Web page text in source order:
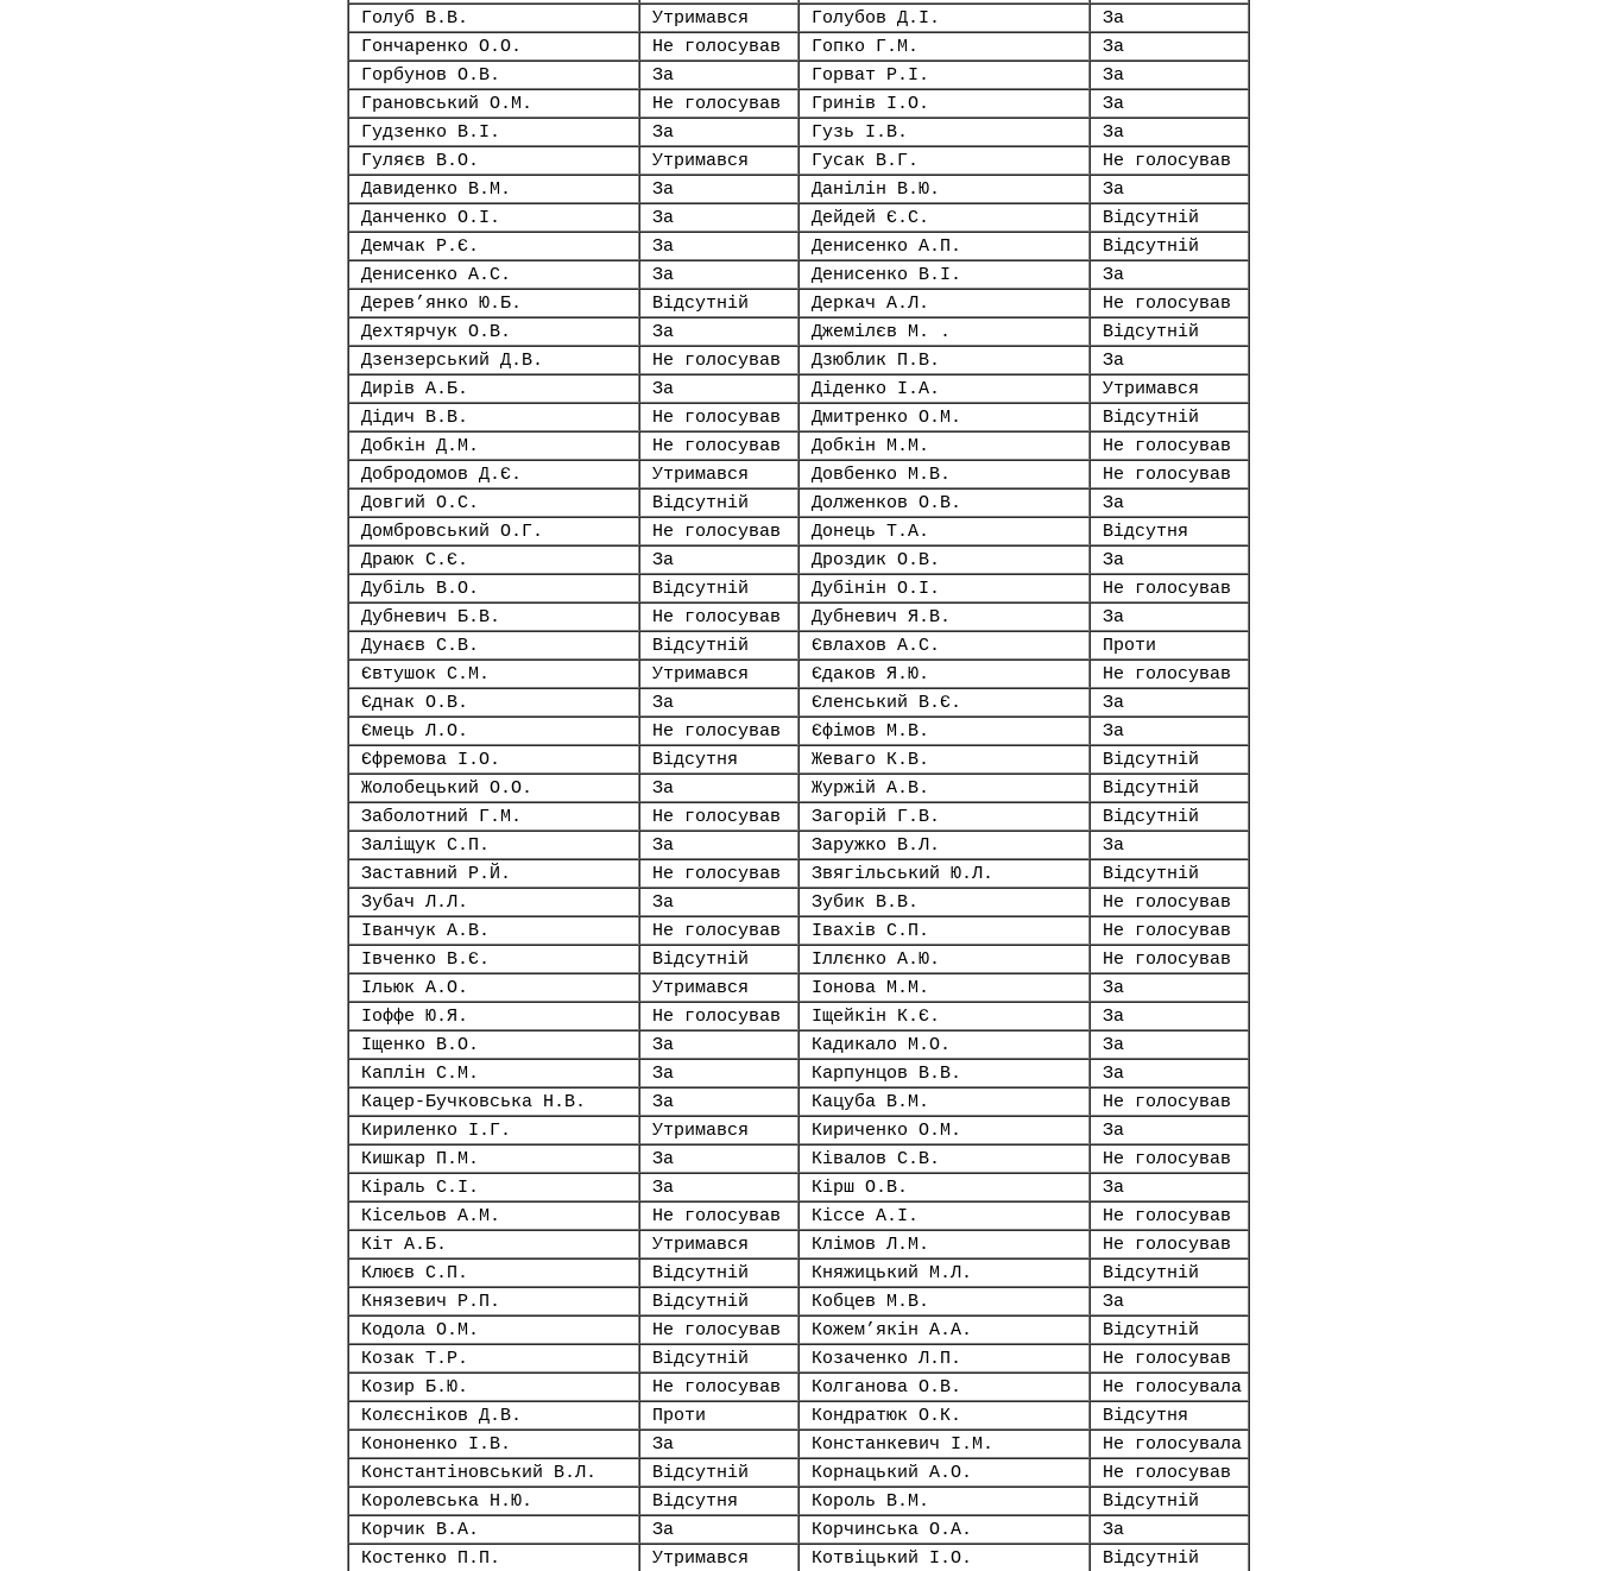
Голуб В.В.
Утримався Голубов Д.І.
За
Гончаренко О.О.
Не голосував Гопко Г.М.
За
Горбунов О.В.
За Горват Р.І.
За
Грановський О.М.
Не голосував Гринів І.О.
За
Гудзенко В.І.
За Гузь І.В.
За
Гуляєв В.О.
Утримався Гусак В.Г.
Не голосував
Давиденко В.М.
За Данілін В.Ю.
За
Данченко О.І.
За Дейдей Є.С.
Відсутній
Демчак Р.Є.
За Денисенко А.П.
Відсутній
Денисенко А.С.
За Денисенко В.І.
За
Дерев’янко Ю.Б.
Відсутній Деркач А.Л.
Не голосував
Дехтярчук О.В.
За Джемілєв М. .
Відсутній
Дзензерський Д.В.
Не голосував Дзюблик П.В.
За
Дирів А.Б.
За Діденко І.А.
Утримався
Дідич В.В.
Не голосував Дмитренко О.М.
Відсутній
Добкін Д.М.
Не голосував Добкін М.М.
Не голосував
Добродомов Д.Є.
Утримався Довбенко М.В.
Не голосував
Довгий О.С.
Відсутній Долженков О.В.
За
Домбровський О.Г.
Не голосував Донець Т.А.
Відсутня
Драюк С.Є.
За Дроздик О.В.
За
Дубіль В.О.
Відсутній Дубінін О.І.
Не голосував
Дубневич Б.В.
Не голосував Дубневич Я.В.
За
Дунаєв С.В.
Відсутній Євлахов А.С.
Проти
Євтушок С.М.
Утримався Єдаков Я.Ю.
Не голосував
Єднак О.В.
За Єленський В.Є.
За
Ємець Л.О.
Не голосував Єфімов М.В.
За
Єфремова І.О.
Відсутня Жеваго К.В.
Відсутній
Жолобецький О.О.
За Журжій А.В.
Відсутній
Заболотний Г.М.
Не голосував Загорій Г.В.
Відсутній
Заліщук С.П.
За Заружко В.Л.
За
Заставний Р.Й.
Не голосував Звягільський Ю.Л.
Відсутній
Зубач Л.Л.
За Зубик В.В.
Не голосував
Іванчук А.В.
Не голосував Івахів С.П.
Не голосував
Івченко В.Є.
Відсутній Іллєнко А.Ю.
Не голосував
Ільюк А.О.
Утримався Іонова М.М.
За
Іоффе Ю.Я.
Не голосував Іщейкін К.Є.
За
Іщенко В.О.
За Кадикало М.О.
За
Каплін С.М.
За Карпунцов В.В.
За
Кацер-Бучковська Н.В.
За Кацуба В.М.
Не голосував
Кириленко І.Г.
Утримався Кириченко О.М.
За
Кишкар П.М.
За Ківалов С.В.
Не голосував
Кіраль С.І.
За Кірш О.В.
За
Кісельов А.М.
Не голосував Кіссе А.І.
Не голосував
Кіт А.Б.
Утримався Клімов Л.М.
Не голосував
Клюєв С.П.
Відсутній Княжицький М.Л.
Відсутній
Князевич Р.П.
Відсутній Кобцев М.В.
За
Кодола О.М.
Не голосував Кожем’якін А.А.
Відсутній
Козак Т.Р.
Відсутній Козаченко Л.П.
Не голосував
Козир Б.Ю.
Не голосував Колганова О.В.
Не голосувала
Колєсніков Д.В.
Проти Кондратюк О.К.
Відсутня
Кононенко І.В.
За Констанкевич І.М.
Не голосувала
Константіновський В.Л.
Відсутній Корнацький А.О.
Не голосував
Королевська Н.Ю.
Відсутня Король В.М.
Відсутній
Корчик В.А.
За Корчинська О.А.
За
Костенко П.П.
Утримався Котвіцький І.О.
Відсутній